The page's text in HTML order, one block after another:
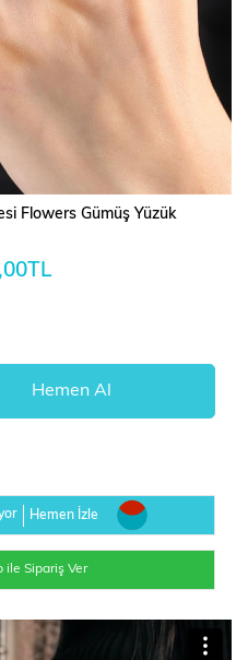
Flowers Gümüş Yüzük
Hemen İzle
ile Sipariş Ver